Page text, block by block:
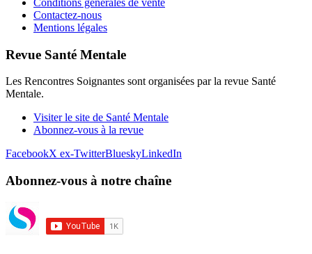
Conditions générales de vente
Contactez-nous
Mentions légales
Revue Santé Mentale
Les Rencontres Soignantes sont organisées par la revue Santé
Mentale.
Visiter le site de Santé Mentale
Abonnez-vous à la revue
FacebookX ex-TwitterBlueskyLinkedIn
Abonnez-vous à notre chaîne